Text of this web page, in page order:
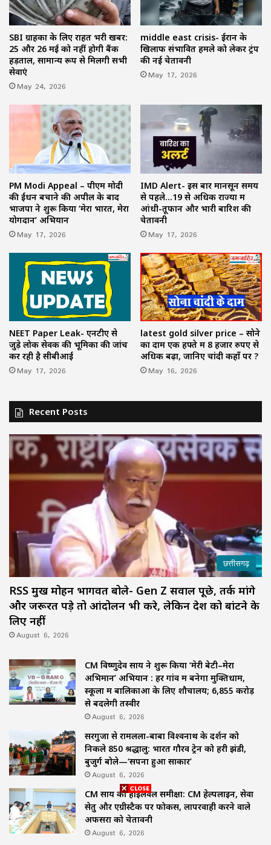
SBI ग्राहकों के लिए राहत भरी खबर:
25 और 26 मई को नहीं होगी बैंक
हड़ताल, सामान्य रूप से मिलेंगी सभी
सेवाएं
May 24, 2026
middle east crisis- ईरान के
खिलाफ संभावित हमले को लेकर ट्रंप
की नई चेतावनी
May 17, 2026
PM Modi Appeal – पीएम मोदी
की ईंधन बचाने की अपील के बाद
भाजपा ने शुरू किया ‘मेरा भारत, मेरा
योगदान’ अभियान
May 17, 2026
IMD Alert- इस बार मानसून समय
से पहले…19 से अधिक राज्यों में
आंधी-तूफान और भारी बारिश की
चेतावनी
May 17, 2026
NEET Paper Leak- एनटीए से
जुड़े लोक सेवक की भूमिका की जांच
कर रही है सीबीआई
May 17, 2026
latest gold silver price – सोने
का दाम एक हफ्ते में 8 हजार रुपए से
अधिक बढ़ा, जानिए चांदी कहाँ पर ?
May 16, 2026
Recent Posts
छत्तीसगढ़
RSS प्रमुख मोहन भागवत बोले- Gen Z सवाल पूछे, तर्क मांगे
और जरूरत पड़े तो आंदोलन भी करे, लेकिन देश को बांटने के
लिए नहीं
August 6, 2026
CM विष्णुदेव साय ने शुरू किया ‘मेरी बेटी–मेरा
अभिमान’ अभियान : हर गांव में बनेगा मुक्तिधाम,
स्कूलों में बालिकाओं के लिए शौचालय; 6,855 करोड़
से बदलेगी तस्वीर
August 6, 2026
सरगुजा से रामलला-बाबा विश्वनाथ के दर्शन को
निकले 850 श्रद्धालु: भारत गौरव ट्रेन को हरी झंडी,
बुजुर्ग बोले—‘सपना हुआ साकार’
August 6, 2026
CM साय की हाईलेवल समीक्षा: CM हेल्पलाइन, सेवा
सेतु और एग्रीस्टैक पर फोकस, लापरवाही करने वाले
अफसरों को चेतावनी
August 6, 2026